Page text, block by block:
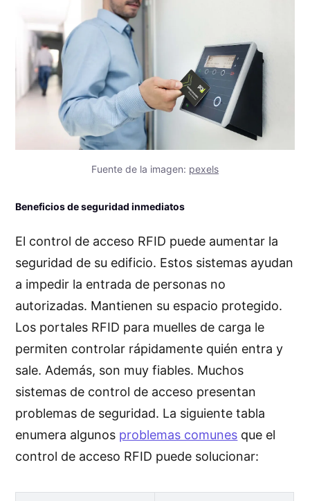
Fuente de la imagen: pexels
Beneficios de seguridad inmediatos
El control de acceso RFID puede aumentar la
seguridad de su edificio. Estos sistemas ayudan
a impedir la entrada de personas no
autorizadas. Mantienen su espacio protegido.
Los portales RFID para muelles de carga le
permiten controlar rápidamente quién entra y
sale. Además, son muy fiables. Muchos
sistemas de control de acceso presentan
problemas de seguridad. La siguiente tabla
enumera algunos problemas comunes que el
control de acceso RFID puede solucionar: